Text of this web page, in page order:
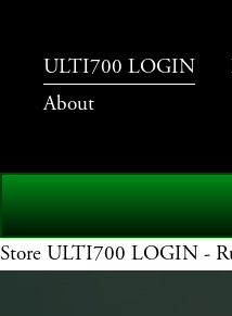
ULTI700 LOGIN
About
Store ULTI700 LOGIN -